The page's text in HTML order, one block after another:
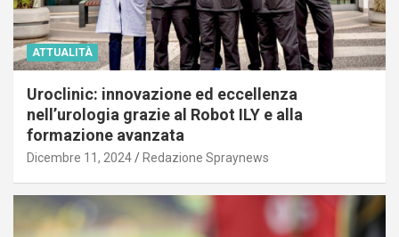
ATTUALITÀ
Uroclinic: innovazione ed eccellenza
nell’urologia grazie al Robot ILY e alla
formazione avanzata
Dicembre 11, 2024 Redazione Spraynews